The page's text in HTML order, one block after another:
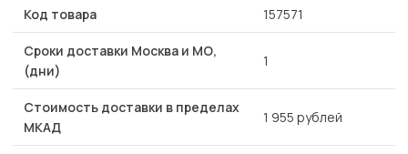
Код товара 157571
Сроки доставки Москва и МО,
(дни)
1
Стоимость доставки в пределах
МКАД
1 955 рублей